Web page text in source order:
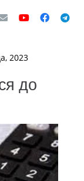
2023
до